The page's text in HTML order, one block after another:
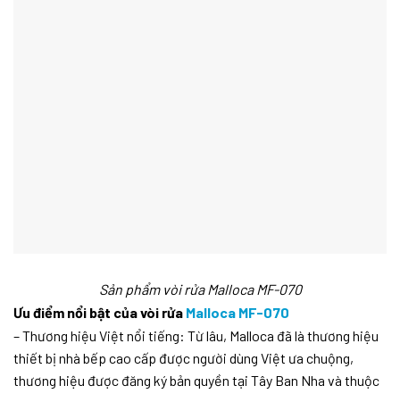
Sản phẩm vòi rửa Malloca MF-070
Ưu điểm nổi bật của vòi rửa Malloca MF-070
– Thương hiệu Việt nổi tiếng: Từ lâu, Malloca đã là thương hiệu
thiết bị nhà bếp cao cấp được người dùng Việt ưa chuộng,
thương hiệu được đăng ký bản quyền tại Tây Ban Nha và thuộc